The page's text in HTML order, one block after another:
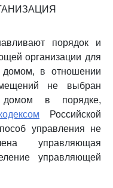
порядок и
организации для
домом, в отношении
не выбран
домом в порядке,
Российской
управления не
управляющая
управляющей